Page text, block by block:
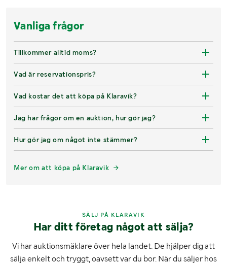
Vanliga frågor
Tillkommer alltid moms?
Vad är reservationspris?
Vad kostar det att köpa på Klaravik?
Jag har frågor om en auktion, hur gör jag?
Hur gör jag om något inte stämmer?
Mer om att köpa på Klaravik
SÄLJ PÅ KLARAVIK
Har ditt företag något att sälja?
Vi har auktionsmäklare över hela landet. De hjälper dig att
sälja enkelt och tryggt, oavsett var du bor. När du säljer hos